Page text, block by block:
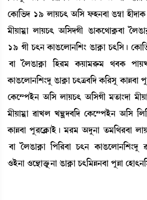
ëA¡à[®¡ƒ 19 ºàÚW¡; "[Î ó¡Ò>¤à R¡´¬à
³ãÚà³¥à ºàÚW¡; "[ÎƒKã R¡àA¡ì=àA¥¡¤à
19 Kã W¡;> A¡àR¡ìºà>[Å} R¡àA¥¡à W¡;[Î¡ú
¡¤à íºR¡àA¥¡à [Ò¹³ A¡Úà³¹ç¡³ =¤A¡
A¡àR¡ìºà>[Å}ƒå R¡àA¥¡à W¡;y¤[ƒ A¡[¹Îå A¡àÄ¤à
ëA¡ì´šÒü> "[Î ºàÚW¡; "[ÎKã ³t¡à}ƒà
³ãÚà³¥à ¯àJº J”‚öƒ¤[ƒ ëA¡ì´šÒü> "[Î
A¡àÄ¤à šå¹ìAÃ¡àÒü¡ú ³¹³ "ƒå>à t¡³[=¹¤à
¡¤à íºR¡àA¥¡à [š[¹¤à W¡;>
*Òü>à *ì”‚àv¡ûå¡>à R¡àA¥¡à W¡;[³Ä>¤à šåÄà